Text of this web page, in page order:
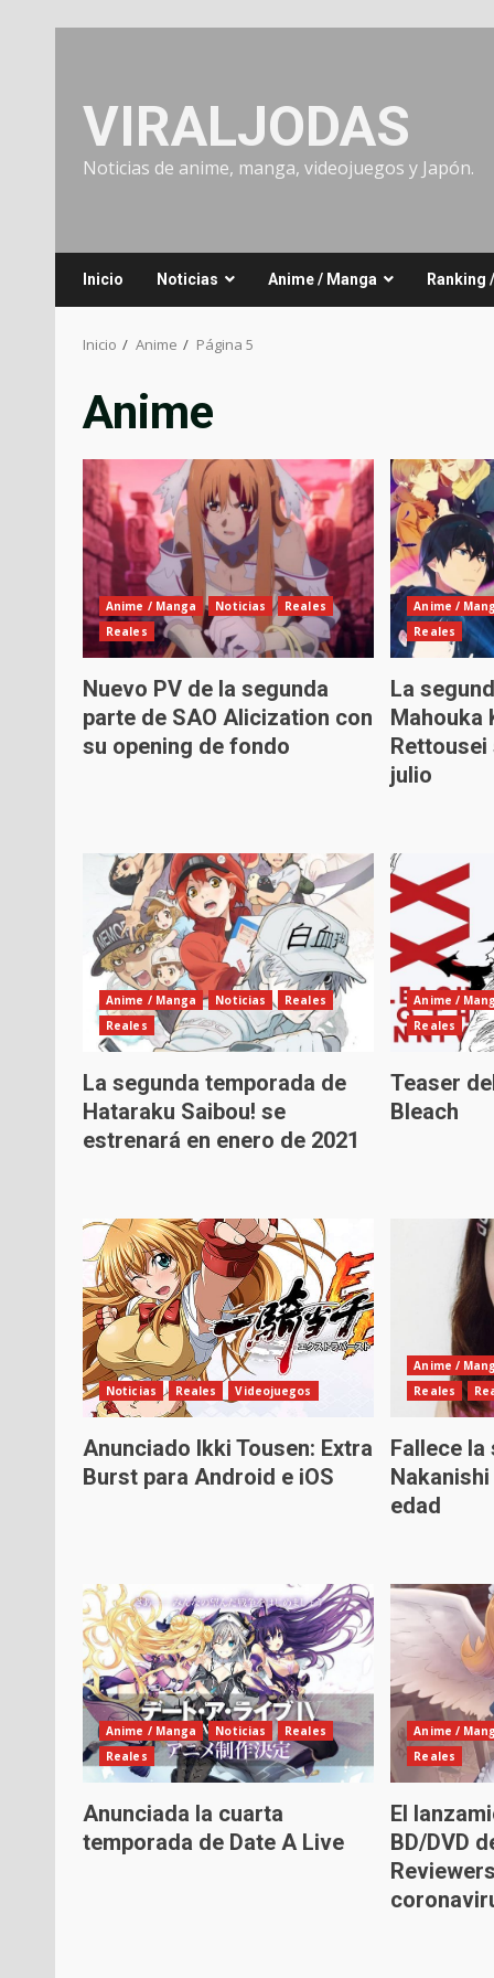
VIRALJODAS
Noticias de anime, manga, videojuegos y Japón.
Inicio Noticias Anime / Manga Ranking
Inicio Anime Página 5
Anime
Anime / Manga Noticias
Reales
Reales
Nuevo PV de la segunda
parte de SAO Alicization con
su opening de fondo
Anime /
Reales
La
Mahouka
Rettousei
julio
Anime / Manga Noticias
Reales
Reales
La segunda temporada de
Hataraku Saibou! se
estrenará en enero de 2021
Anime /
Reales
Teaser
Bleach
Noticias Reales Videojuegos
Anunciado Ikki Tousen: Extra
Burst para Android e iOS
Anime /
Reales
Fallece la
edad
Anime / Manga Noticias
Reales
Reales
Anunciada la cuarta
temporada de Date A Live
Anime /
Reales
El
BD/DVD